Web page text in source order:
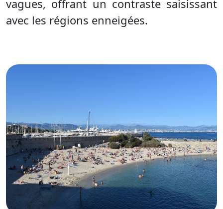
vagues, offrant un contraste saisissant
avec les régions enneigées.